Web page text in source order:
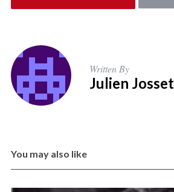
Written By
Julien Josset
You may also like